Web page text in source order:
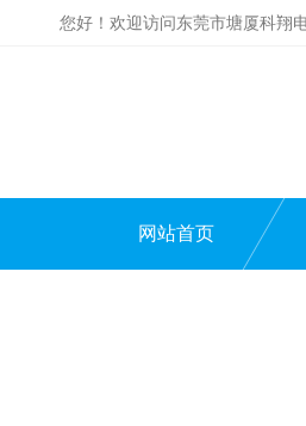
您好！欢迎访问东莞市塘厦科翔
网站首页